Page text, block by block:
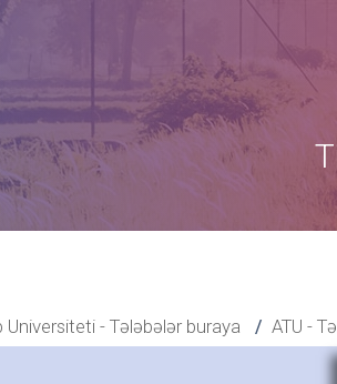
Universiteti - Tələbələr buraya ATU -